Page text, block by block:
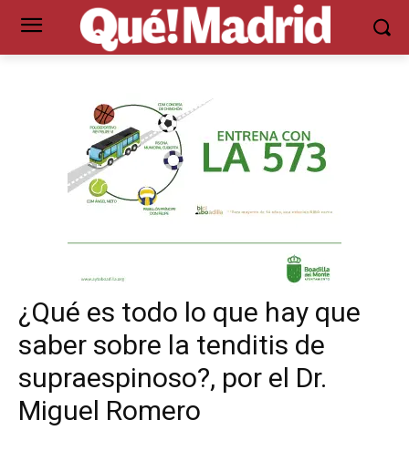
¿Qué es todo lo que hay que
saber sobre la tenditis de
supraespinoso?, por el Dr.
Miguel Romero